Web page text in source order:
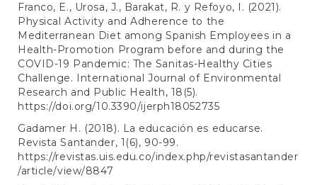
Franco, E., Urosa, J., Barakat, R. y Refoyo, I. (2021).
Physical Activity and Adherence to the
Mediterranean Diet among Spanish Employees in a
Health-Promotion Program before and during the
COVID-19 Pandemic: The Sanitas-Healthy Cities
Challenge. International Journal of Environmental
Research and Public Health, 18(5).
https://doi.org/10.3390/ijerph18052735
Gadamer H. (2018). La educación es educarse.
Revista Santander, 1(6), 90-99.
https://revistas.uis.edu.co/index.php/revistasantander
/article/view/8847